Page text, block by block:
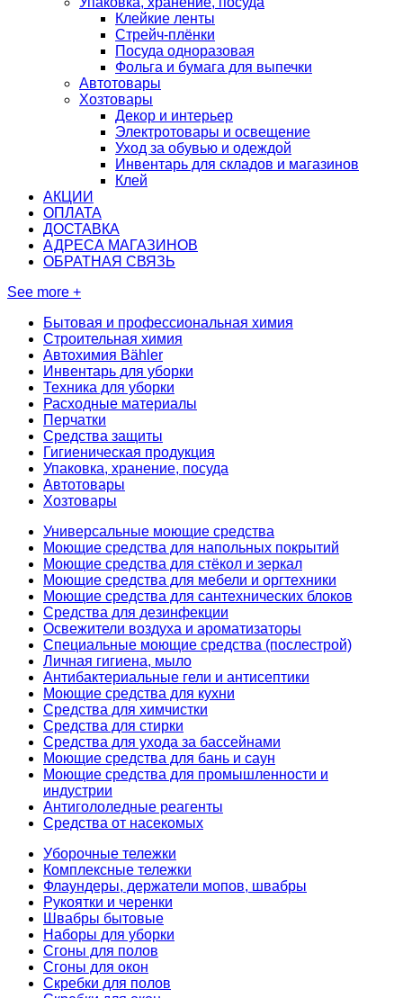
Клейкие ленты
Стрейч-плёнки
Посуда одноразовая
Фольга и бумага для выпечки
Автотовары
Хозтовары
Декор и интерьер
Электротовары и освещение
Уход за обувью и одеждой
Инвентарь для складов и магазинов
Клей
АКЦИИ
ОПЛАТА
ДОСТАВКА
АДРЕСА МАГАЗИНОВ
ОБРАТНАЯ СВЯЗЬ
See more +
Бытовая и профессиональная химия
Строительная химия
Автохимия Bähler
Инвентарь для уборки
Техника для уборки
Расходные материалы
Перчатки
Средства защиты
Гигиеническая продукция
Упаковка, хранение, посуда
Автотовары
Хозтовары
Универсальные моющие средства
Моющие средства для напольных покрытий
Моющие средства для стёкол и зеркал
Моющие средства для мебели и оргтехники
Моющие средства для сантехнических блоков
Средства для дезинфекции
Освежители воздуха и ароматизаторы
Специальные моющие средства (послестрой)
Личная гигиена, мыло
Антибактериальные гели и антисептики
Моющие средства для кухни
Средства для химчистки
Средства для стирки
Средства для ухода за бассейнами
Моющие средства для бань и саун
Моющие средства для промышленности и
индустрии
Антигололедные реагенты
Средства от насекомых
Уборочные тележки
Комплексные тележки
Флаундеры, держатели мопов, швабры
Рукоятки и черенки
Швабры бытовые
Наборы для уборки
Сгоны для полов
Сгоны для окон
Скребки для полов